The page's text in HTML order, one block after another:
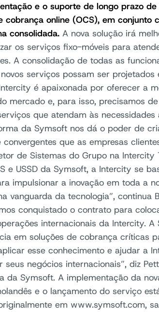
e o suporte de longo prazo
cobrança online (OCS), em conjunto
consolidada. A nova solução irá
os serviços fixo-móveis para
A consolidação de todas as
serviços possam ser projetados
é apaixonada por oferecer a
mercado e, para isso, precisamos
que atendam às
da Symsoft nos dá o poder de
que as empresas
de Sistemas do Grupo na Intercity
e USSD da Symsoft, a Intercity se
impulsionar a inovação em toda a
vanguarda da tecnologia”, continua
conquistado o contrato para
internacionais da Intercity. A
em soluções de cobrança críticas
esse conhecimento e ajudar a
negócios internacionais”, diz
da Symsoft. A implementação da
e o lançamento do serviço
em www.symsoft.com,